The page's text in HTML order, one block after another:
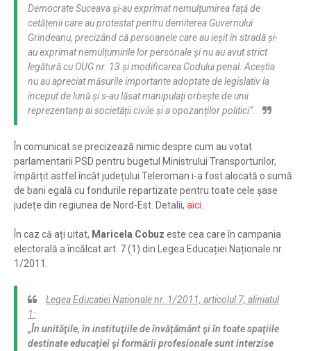
Democrate Suceava și-au exprimat nemulțumirea față de
cetățenii care au protestat pentru demiterea Guvernului
Grindeanu, precizând că persoanele care au ieșit în stradă și-
au exprimat nemulțumirile lor personale și nu au avut strict
legătură cu OUG nr. 13 și modificarea Codului penal. Aceștia
nu au apreciat măsurile importante adoptate de legislativ la
început de lună și s-au lăsat manipulați orbește de unii
reprezentanți ai societății civile și a opozanților politici”.
În comunicat se precizează nimic despre cum au votat
parlamentarii PSD pentru bugetul Ministrului Transporturilor,
împărțit astfel încât județului Teleroman i-a fost alocată o sumă
de bani egală cu fondurile repartizate pentru toate cele șase
județe din regiunea de Nord-Est. Detalii, aici
În caz că ați uitat, Maricela Cobuz este cea care în campania
electorală a încălcat art. 7 (1) din Legea Educației Naționale nr.
1/2011.
Legea Educației Naționale nr. 1/2011, articolul 7, aliniatul
1:
„În unităţile, în instituţiile de învăţământ şi în toate spaţiile
destinate educaţiei şi formării profesionale sunt interzise